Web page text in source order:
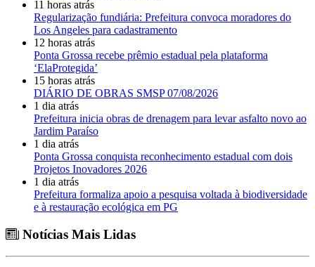
11 horas atrás
Regularização fundiária: Prefeitura convoca moradores do
Los Angeles para cadastramento
12 horas atrás
Ponta Grossa recebe prêmio estadual pela plataforma
‘ElaProtegida’
15 horas atrás
DIÁRIO DE OBRAS SMSP 07/08/2026
1 dia atrás
Prefeitura inicia obras de drenagem para levar asfalto novo ao
Jardim Paraíso
1 dia atrás
Ponta Grossa conquista reconhecimento estadual com dois
Projetos Inovadores 2026
1 dia atrás
Prefeitura formaliza apoio a pesquisa voltada à biodiversidade
e à restauração ecológica em PG
Notícias Mais Lidas